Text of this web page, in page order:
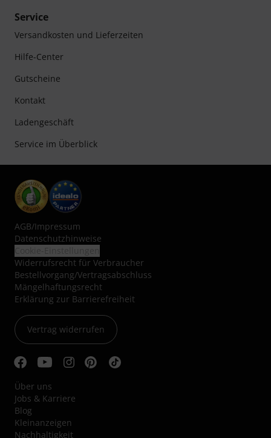
Service
Versandkosten und Lieferzeiten
Hilfe-Center
Gutscheine
Kontakt
Ladengeschäft
Service im Überblick
AGB/Impressum
Datenschutzhinweise
Widerrufsrecht für Verbraucher
Bestellvorgang/Vertragsabschluss
Mängelhaftungsrecht
Erklärung zur Barrierefreiheit
Vertrag widerrufen
Über uns
Jobs & Karriere
Blog
Kleinanzeigen
Nachhaltigkeit